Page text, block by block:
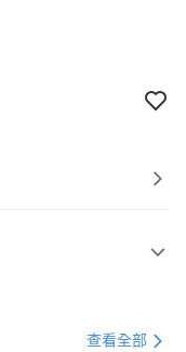
查看全部